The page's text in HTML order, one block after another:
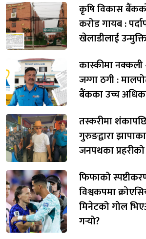
कृषि विकास
करोड गायब :
खेलाडीलाई
कास्कीमा नक्कली
जग्गा ठगी :
बैंकका उच्च
तस्करीमा
गुरुङद्वारा
जनपथका
फिफाको
विश्वकपमा
मिनेटको गोल
गर्‍यो?